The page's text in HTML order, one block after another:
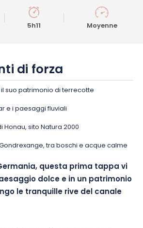
5h11 Moyenne
di forza
suo patrimonio di terrecotte
e i paesaggi fluviali
Honau, sito Natura 2000
tra boschi e acque calme
questa prima tappa vi
dolce e in un patrimonio
le tranquille rive del canale